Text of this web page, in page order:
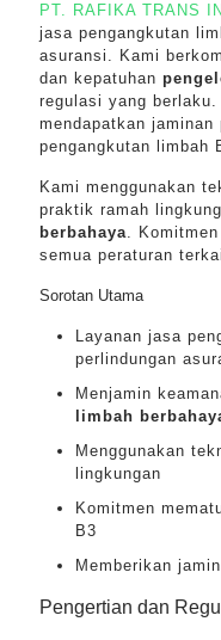
PT. RAFIKA TRANS
jasa pengangkutan
asuransi. Kami
dan kepatuhan
regulasi yang
mendapatkan
pengangkutan limbah
Kami menggunakan
praktik ramah
berbahaya.
semua peraturan
Sorotan Utama
Layanan jasa
perlindungan
Menjamin
limbah
Menggunakan
lingkungan
Komitmen
B3
Memberikan
Pengertian dan